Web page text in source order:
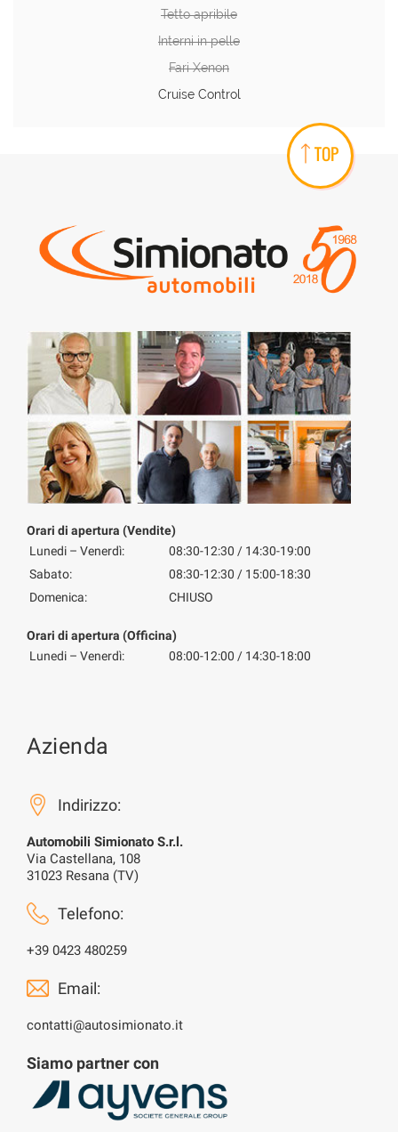
Tetto apribile
Interni in pelle
Fari Xenon
Cruise Control
TOP
Orari di apertura (Vendite)
Lunedi – Venerdì:
08:30-12:30 / 14:30-19:00
Sabato:
08:30-12:30 / 15:00-18:30
Domenica:
CHIUSO
Orari di apertura (Officina)
Lunedi – Venerdì:
08:00-12:00 / 14:30-18:00
Azienda
Indirizzo:
Automobili Simionato S.r.l.
Via Castellana, 108
31023 Resana (TV)
Telefono:
+39 0423 480259
Email:
contatti@autosimionato.it
Siamo partner con